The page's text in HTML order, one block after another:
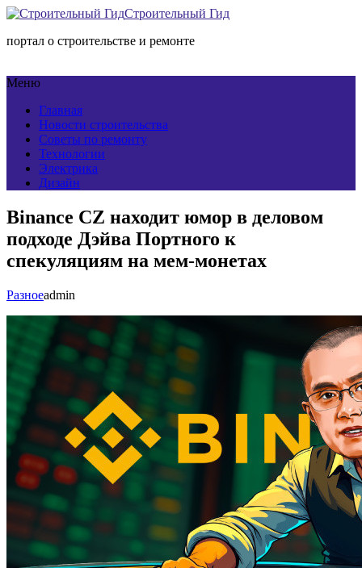
Строительный Гид
портал о строительстве и ремонте
Меню
Главная
Новости строительства
Советы по ремонту
Технологии
Электрика
Дизайн
Binance CZ находит юмор в деловом
подходе Дэйва Портного к
спекуляциям на мем-монетах
Разноеadmin